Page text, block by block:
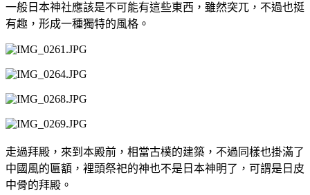
一般日本神社應該是不可能有這些東西，雖然突兀，不過也挺
有趣，形成一種獨特的風格。
走過拜殿，來到本殿前，相當古樸的建築，不過同樣也掛滿了
中國風的匾額，裡頭祭祀的神也不是日本神明了，可謂是日皮
中骨的拜殿。